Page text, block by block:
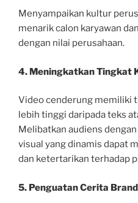
Menyampaikan kultur
menarik calon karyawan
dengan nilai perusahaan.
4. Meningkatkan Tingkat
Video cenderung memiliki
lebih tinggi daripada teks
Melibatkan audiens
visual yang dinamis dapat
dan ketertarikan terhadap
5. Penguatan Cerita Brand